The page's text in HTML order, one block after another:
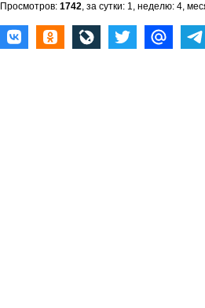
Просмотров: 1742, за сутки: 1, неделю: 4,